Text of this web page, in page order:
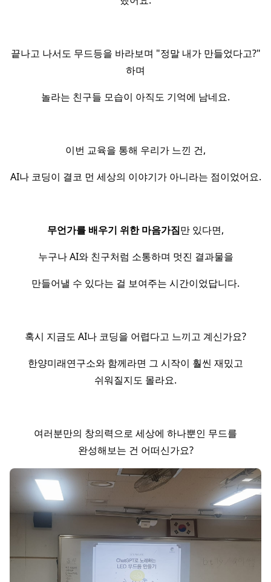
끝나고 나서도 무드등을 바라보며 "정말 내가 만들었다고?"
하며
놀라는 친구들 모습이 아직도 기억에 남네요.
이번 교육을 통해 우리가 느낀 건,
AI나 코딩이 결코 먼 세상의 이야기가 아니라는 점이었어요.
무언가를 배우기 위한 마음가짐만 있다면,
누구나 AI와 친구처럼 소통하며 멋진 결과물을
만들어낼 수 있다는 걸 보여주는 시간이었답니다.
혹시 지금도 AI나 코딩을 어렵다고 느끼고 계신가요?
한양미래연구소와 함께라면 그 시작이 훨씬 재밌고
쉬워질지도 몰라요.
여러분만의 창의력으로 세상에 하나뿐인 무드를
완성해보는 건 어떠신가요?